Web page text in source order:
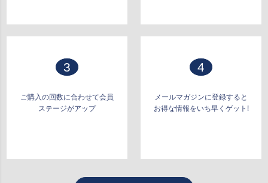
3
ご購入の回数に合わせて会員
ステージがアップ
4
メールマガジンに登録すると
お得な情報をいち早くゲット!